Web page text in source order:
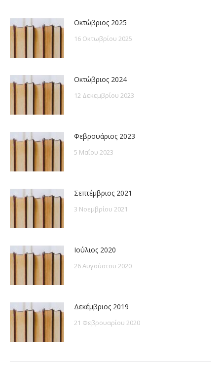
Οκτώβριος 2025
16 Οκτωβρίου 2025
Οκτώβριος 2024
12 Δεκεμβρίου 2023
Φεβρουάριος 2023
5 Μαΐου 2023
Σεπτέμβριος 2021
3 Νοεμβρίου 2021
Ιούλιος 2020
26 Αυγούστου 2020
Δεκέμβριος 2019
21 Φεβρουαρίου 2020